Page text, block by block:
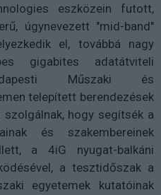
eszközein futott,
úgynevezett "mid-band"
el, továbbá nagy
gigabites adatátviteli
Műszaki és
telepített berendezések
hogy segítsék a
és szakembereinek
a 4iG nyugat-balkáni
a tesztidőszak a
egyetemek kutatóinak